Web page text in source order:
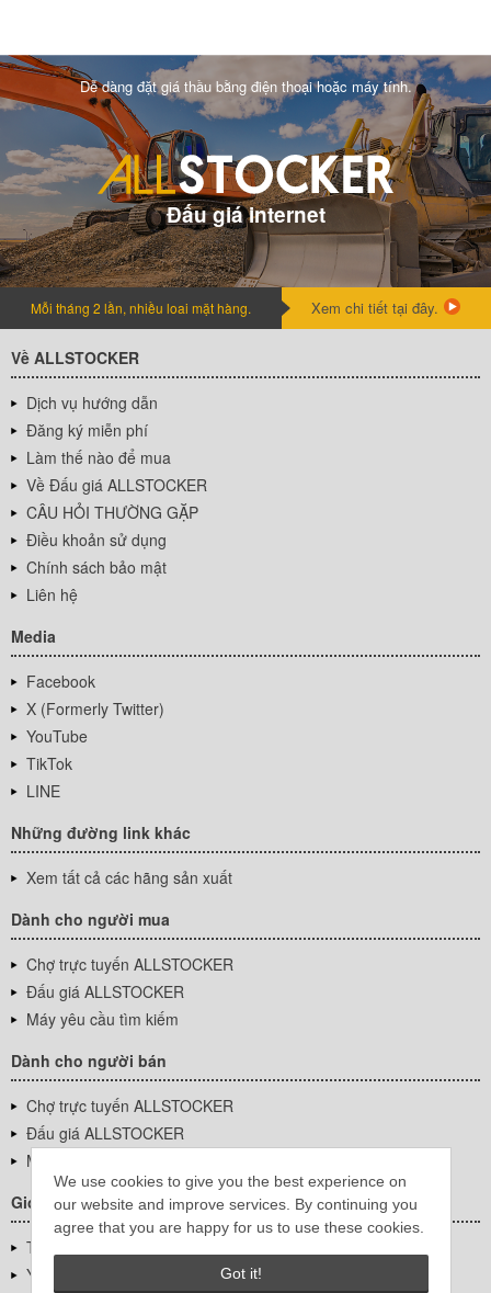
We use cookies to give you the best experience on
our website and improve services. By continuing you
agree that you are happy for us to use these cookies.
Got it!
Dễ dàng đặt giá thầu bằng điện thoại hoặc máy tính.
Đấu giá internet
Mỗi tháng 2 lần, nhiều loai mặt hàng. Xem chi tiết tại đây.
Về ALLSTOCKER
Dịch vụ hướng dẫn
Đăng ký miễn phí
Làm thế nào để mua
Về Đấu giá ALLSTOCKER
CÂU HỎI THƯỜNG GẶP
Điều khoản sử dụng
Chính sách bảo mật
Liên hệ
Media
Facebook
X (Formerly Twitter)
YouTube
TikTok
LINE
Những đường link khác
Xem tất cả các hãng sản xuất
Dành cho người mua
Chợ trực tuyến ALLSTOCKER
Đấu giá ALLSTOCKER
Máy yêu cầu tìm kiếm
Dành cho người bán
Chợ trực tuyến ALLSTOCKER
Đấu giá ALLSTOCKER
Máy yêu cầu tìm kiếm
Giới thiệu công ty
Thông tin về doanh nghiệp
YUTAKA Inc.